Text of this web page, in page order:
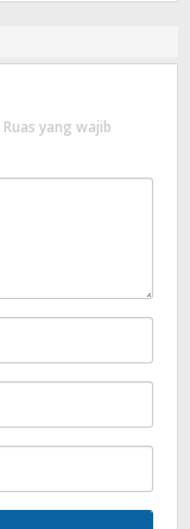
Ruas yang wajib